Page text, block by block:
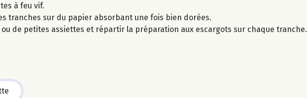
à feu vif.
tranches sur du papier absorbant une fois bien dorées.
de petites assiettes et répartir la préparation aux escargots sur chaque tranche.